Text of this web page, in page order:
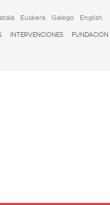
INTERVENCIONES FUNDACIÓN
Euskera Galego English